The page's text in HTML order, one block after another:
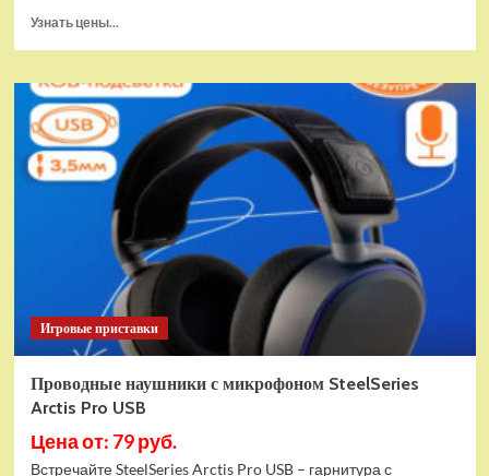
Узнать цены...
(EU)
Конструктор
LEGO
Star
Wars
Истребитель
и
гибрид
X-
Wing
(75393)
Игровые приставки
Проводные наушники с микрофоном SteelSeries
Arctis Pro USB
Цена от: 79 руб.
Встречайте SteelSeries Arctis Pro USB – гарнитура с